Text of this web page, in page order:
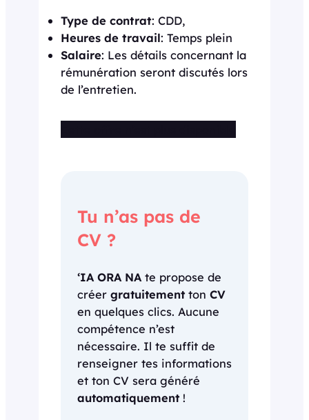
Type de contrat: CDD,
Heures de travail: Temps plein
Salaire: Les détails concernant la
rémunération seront discutés lors
de l’entretien.
Tu n’as pas de
CV ?
‘IA ORA NA te propose de
créer gratuitementton CV
en quelques clics. Aucune
compétence n’est
nécessaire. Il te suffit de
renseigner tes informations
et ton CV sera généré
automatiquement!